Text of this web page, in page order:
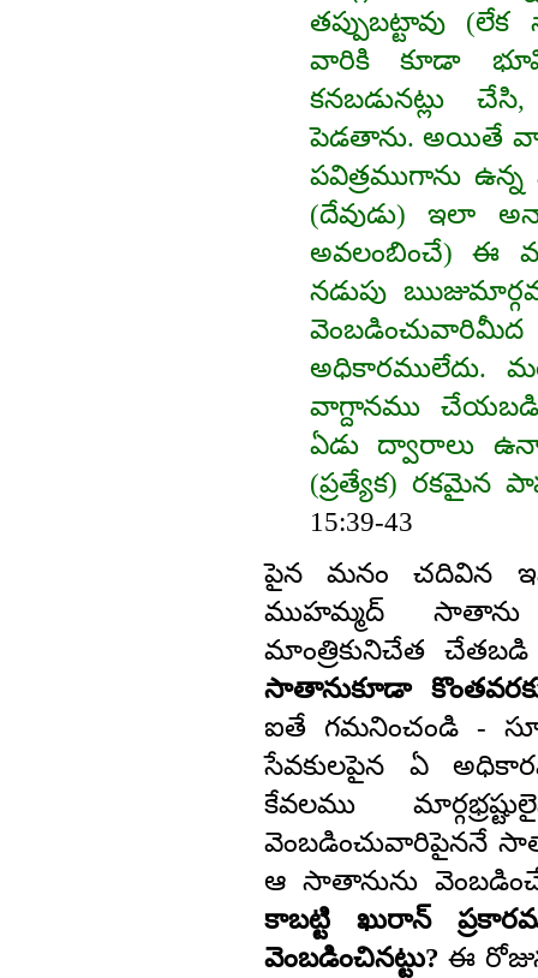
తప్పుబట్టావు
వారికి కూడా
కనబడునట్లు
పెడతాను. అయితే
పవిత్రముగాను
(దేవుడు) ఇలా
అవలంబించే) ఈ
నడుపు
అధికారములేదు.
వాగ్దానము
ఏడు ద్వారాలు
(ప్రత్యేక) రకమైన
15:39-43
పైన మనం చదివిన
ముహమ్మద్‌
మాంత్రికునిచేత
సాతానుకూడా
ఐతే గమనించండి -
సేవకులపైన ఏ
కేవలము
వెంబడించువారిపైననే
ఆ సాతానును
కాబట్టి ఖురాన్
వెంబడించినట్టు? ఈ